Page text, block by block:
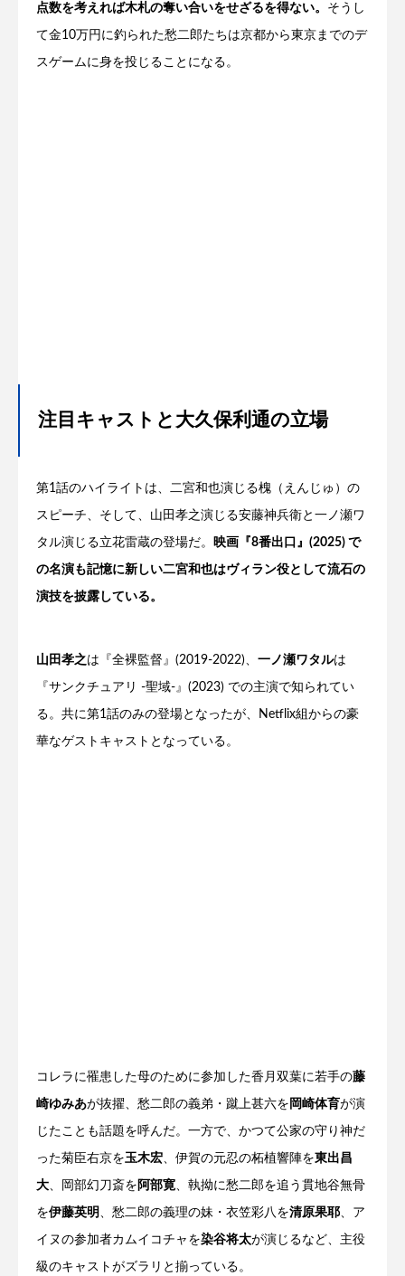
点数を考えれば木札の奪い合いをせざるを得ない。 そうし
て金10万円に釣られた愁二郎たちは京都から東京までのデ
スゲームに身を投じることになる。
注目キャストと大久保利通の立場
第1話のハイライトは、二宮和也演じる槐（えんじゅ）の
スピーチ、そして、山田孝之演じる安藤神兵衛と一ノ瀬ワ
タル演じる立花雷蔵の登場だ。 映画『8番出口』(2025) で
の名演も記憶に新しい二宮和也はヴィラン役として流石の
演技を披露している。
山田孝之は『全裸監督』(2019-2022)、 一ノ瀬ワタルは
『サンクチュアリ -聖域-』(2023) での主演で知られてい
る。共に第1話のみの登場となったが、Netflix組からの豪
華なゲストキャストとなっている。
コレラに罹患した母のために参加した香月双葉に若手の藤
崎ゆみあが抜擢、愁二郎の義弟・蹴上甚六を 岡崎体育が演
じたことも話題を呼んだ。一方で、かつて公家の守り神だ
った菊臣右京を玉木宏、伊賀の元忍の柘植響陣を東出昌
大、岡部幻刀斎を 阿部寛、執拗に愁二郎を追う貫地谷無骨
を伊藤英明 、愁二郎の義理の妹・衣笠彩八を清原果耶、ア
イヌの参加者カムイコチャを染谷将太が演じるなど、主役
級のキャストがズラリと揃っている。